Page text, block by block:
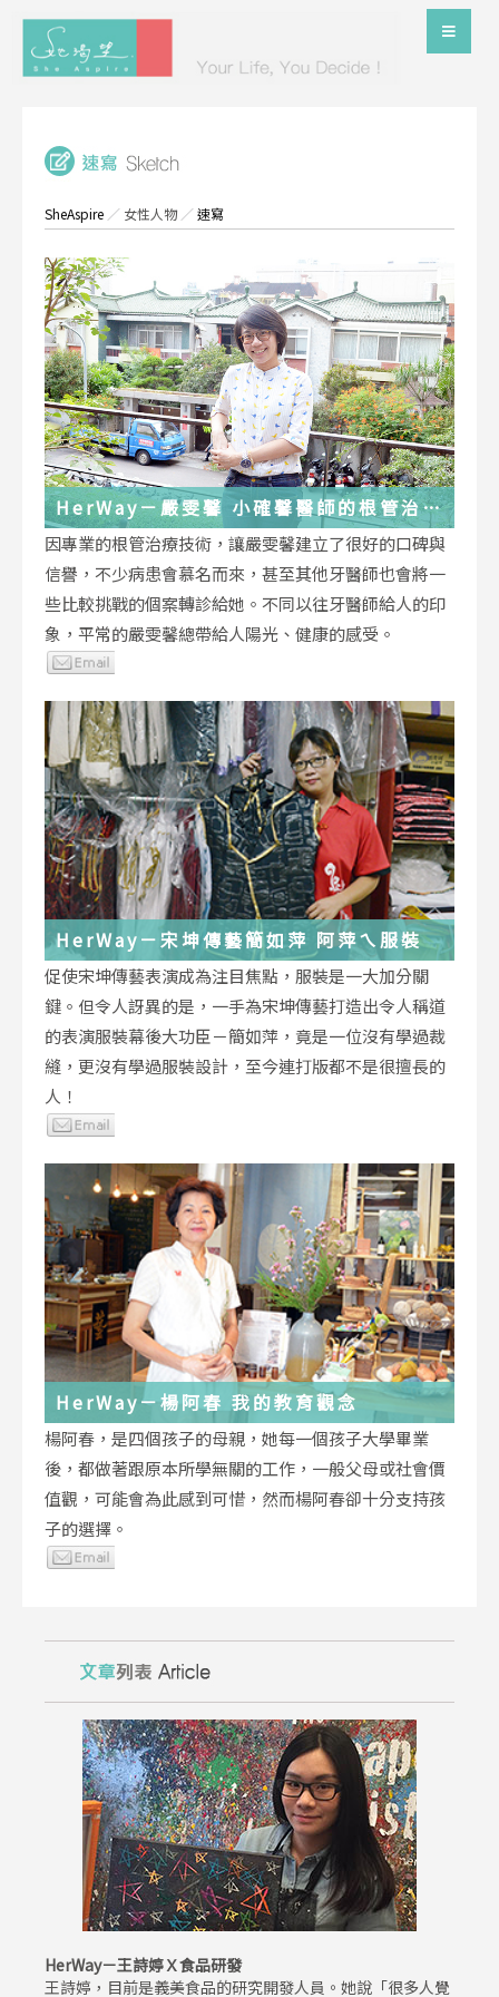
SheAspire ／ 女性人物／速寫
HerWay－嚴雯馨 小確馨醫師的根管治療
小確幸
因專業的根管治療技術，讓嚴雯馨建立了很好的口碑與
信譽，不少病患會慕名而來，甚至其他牙醫師也會將一
些比較挑戰的個案轉診給她。不同以往牙醫師給人的印
象，平常的嚴雯馨總帶給人陽光、健康的感受。
HerWay－宋坤傳藝簡如萍 阿萍ㄟ服裝
促使宋坤傳藝表演成為注目焦點，服裝是一大加分關
鍵。但令人訝異的是，一手為宋坤傳藝打造出令人稱道
的表演服裝幕後大功臣－簡如萍，竟是一位沒有學過裁
縫，更沒有學過服裝設計，至今連打版都不是很擅長的
人！
HerWay－楊阿春 我的教育觀念
楊阿春，是四個孩子的母親，她每一個孩子大學畢業
後，都做著跟原本所學無關的工作，一般父母或社會價
值觀，可能會為此感到可惜，然而楊阿春卻十分支持孩
子的選擇。
HerWay－王詩婷Ｘ食品研發
王詩婷，目前是義美食品的研究開發人員。她說「很多人覺